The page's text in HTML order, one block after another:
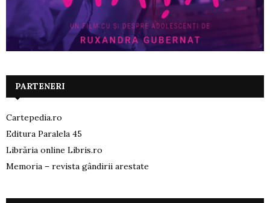
PARTENERI
Cartepedia.ro
Editura Paralela 45
Librăria online Libris.ro
Memoria – revista gândirii arestate